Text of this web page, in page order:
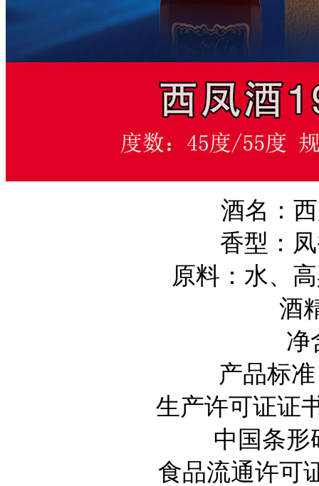
酒名：
香型：凤
原料：水、高
酒精
净
产品标准
生产许可证证书
中国条形
食品流通许可证